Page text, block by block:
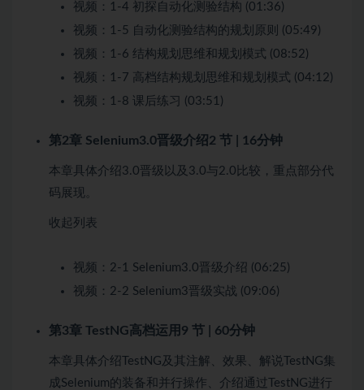
视频： 1-4 初探自动化测验结构 (01:36)
视频： 1-5 自动化测验结构的规划原则 (05:49)
视频： 1-6 结构规划思维和规划模式 (08:52)
视频： 1-7 高档结构规划思维和规划模式 (04:12)
视频： 1-8 课后练习 (03:51)
第2章 Selenium3.0晋级介绍 2 节 | 16分钟
本章具体介绍3.0晋级以及3.0与2.0比较，重点部分代
码展现。
收起列表
视频： 2-1 Selenium3.0晋级介绍 (06:25)
视频： 2-2 Selenium3晋级实战 (09:06)
第3章 TestNG高档运用 9 节 | 60分钟
本章具体介绍TestNG及其注解、效果、解说TestNG集
成Selenium的装备和并行操作、介绍通过TestNG进行